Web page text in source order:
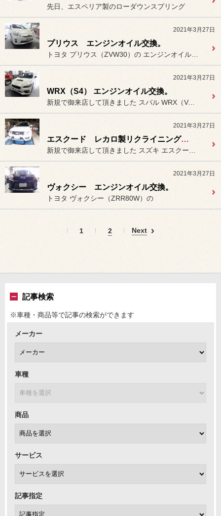
先日、エスペリア製のローダウンスプリング
2021年3月27日
プリウス エンジンオイル交換。
2021年3月27日
WRX（S4） エンジンオイル交換。
新規で御来店して頂きました スバル WRX（VAG：S4）の
2021年3月27日
エスクード レカロ製リクライニングスポーツシート「SR-7F」装着（助手席）
2021年3月27日
ヴォクシー エンジンオイル交換。
トヨタ ヴォクシー（ZRR80W）の
1 2 Next
記事検索
※車種・商品等で記事の検索ができます
メーカー
車種
商品
サービス
記事指定